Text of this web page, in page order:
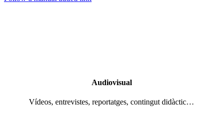
Audiovisual
Vídeos, entrevistes, reportatges, contingut didàctic…